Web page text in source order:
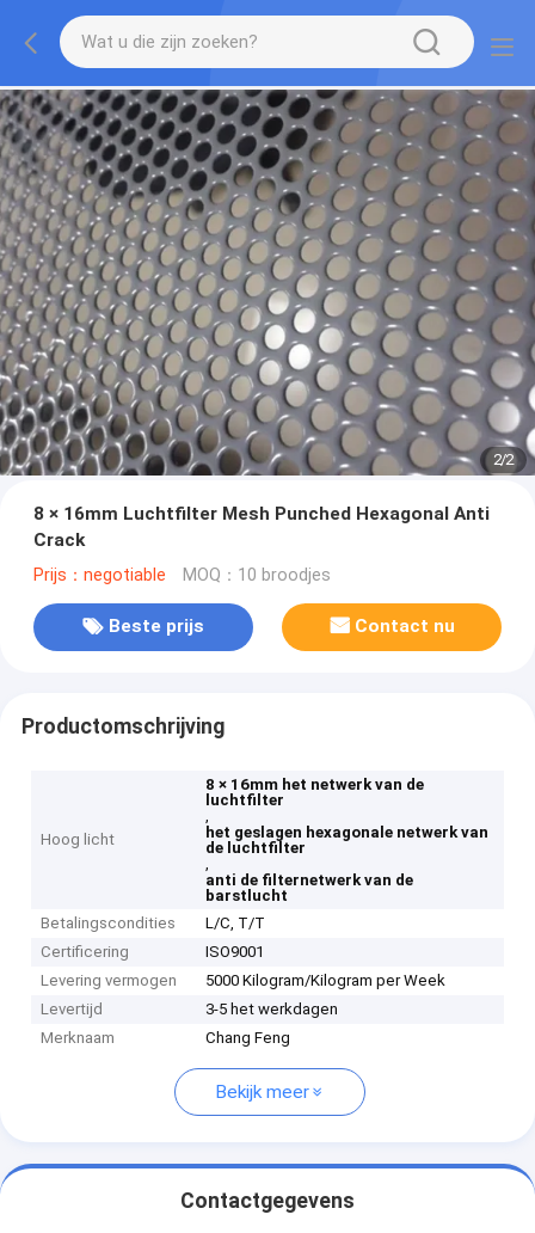
2/2
8 × 16mm Luchtfilter Mesh Punched Hexagonal Anti
Crack
Prijs：negotiable MOQ：10 broodjes
Beste prijs Contact nu
Productomschrijving
Hoog licht
8 × 16mm het netwerk van de
luchtfilter
,
het geslagen hexagonale netwerk van
de luchtfilter
,
anti de filternetwerk van de
barstlucht
Betalingscondities
L/C, T/T
Certificering
ISO9001
Levering vermogen
5000 Kilogram/Kilogram per Week
Levertijd
3-5 het werkdagen
Merknaam
Chang Feng
Bekijk meer
Contactgegevens